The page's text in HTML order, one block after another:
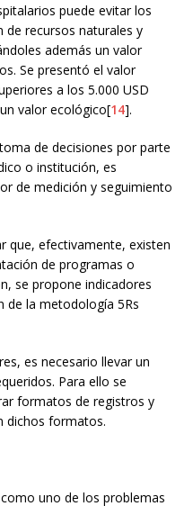
puede evitar los
de recursos naturales y
además un valor
Se presentó el valor
a los 5.000 USD
valor ecológico[14].
de decisiones por parte
o institución, es
de medición y seguimiento
que, efectivamente, existen
de programas o
se propone indicadores
de la metodología 5Rs
es necesario llevar un
Para ello se
formatos de registros y
dichos formatos.
uno de los problemas